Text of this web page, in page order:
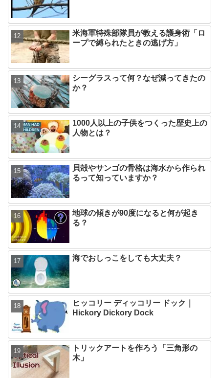
米海軍特殊部隊員が教える護身術「ロ
ープで縛られたときの逃げ方」
シーグラスって何？なぜ減ってきたの
か？
1000人以上の子供をつくった歴史上の
人物とは？
貝殻やサンゴの骨格は海水から作られ
るって知っていますか？
地球の傾きが90度になると何が起き
る？
海でおしっこをしても大丈夫？
ヒッコリー ディッコリー ドック｜
Hickory Dickory Dock
トリックアートを作ろう「三角形の
木」